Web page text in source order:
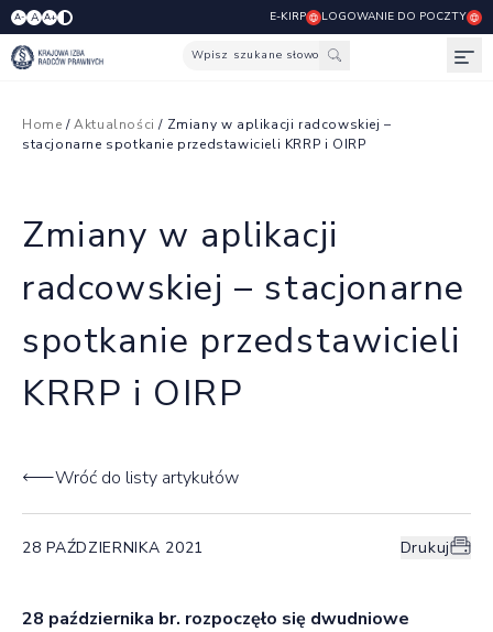
A- A A+ E-KIRP LOGOWANIE DO POCZTY
Wpisz szukane słowo
Home /Aktualności / Zmiany w aplikacji radcowskiej –
stacjonarne spotkanie przedstawicieli KRRP i OIRP
Zmiany w aplikacji
radcowskiej – stacjonarne
spotkanie przedstawicieli
KRRP i OIRP
Wróć do listy artykułów
28 PAŹDZIERNIKA 2021 Drukuj
28 października br. rozpoczęło się dwudniowe